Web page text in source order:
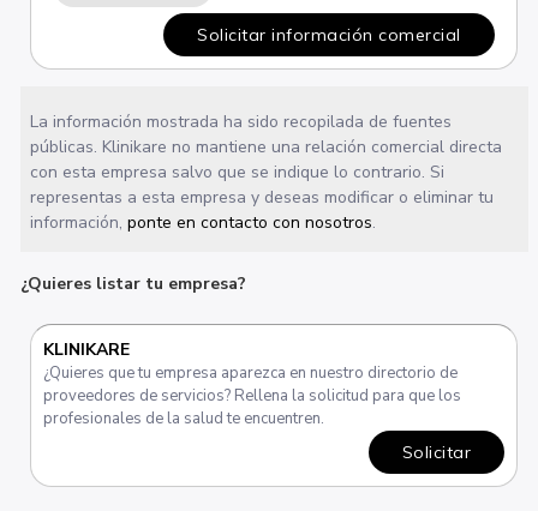
Solicitar información comercial
La información mostrada ha sido recopilada de fuentes
públicas. Klinikare no mantiene una relación comercial directa
con esta empresa salvo que se indique lo contrario. Si
representas a esta empresa y deseas modificar o eliminar tu
información,ponte en contacto con nosotros.
¿Quieres listar tu empresa?
KLINIKARE
¿Quieres que tu empresa aparezca en nuestro directorio de
proveedores de servicios? Rellena la solicitud para que los
profesionales de la salud te encuentren.
Solicitar